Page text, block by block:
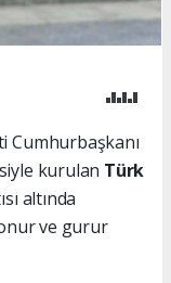
Cumhurbaşkanı
kurulan Türk
altında
ve gurur